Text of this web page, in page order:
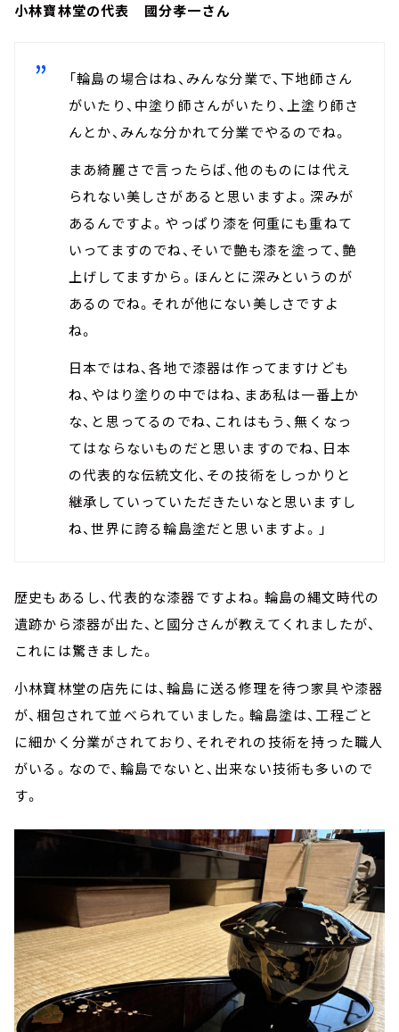
小林寶林堂の代表 國分孝一さん
「輪島の場合はね、みんな分業で、下地師さん
がいたり、中塗り師さんがいたり、上塗り師さ
んとか、みんな分かれて分業でやるのでね。
まあ綺麗さで言ったらば、他のものには代え
られない美しさがあると思いますよ。深みが
あるんですよ。やっぱり漆を何重にも重ねて
いってますのでね、そいで艶も漆を塗って、艶
上げしてますから。ほんとに深みというのが
あるのでね。それが他にない美しさですよ
ね。
日本ではね、各地で漆器は作ってますけども
ね、やはり塗りの中ではね、まあ私は一番上か
な、と思ってるのでね、これはもう、無くなっ
てはならないものだと思いますのでね、日本
の代表的な伝統文化、その技術をしっかりと
継承していっていただきたいなと思いますし
ね、世界に誇る輪島塗だと思いますよ。」
歴史もあるし、代表的な漆器ですよね。輪島の縄文時代の
遺跡から漆器が出た、と國分さんが教えてくれましたが、
これには驚きました。
小林寶林堂の店先には、輪島に送る修理を待つ家具や漆器
が、梱包されて並べられていました。輪島塗は、工程ごと
に細かく分業がされており、それぞれの技術を持った職人
がいる。なので、輪島でないと、出来ない技術も多いので
す。